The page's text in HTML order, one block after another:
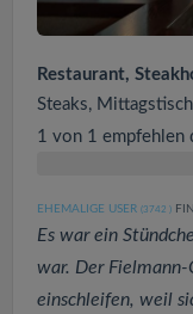
Restaurant,
Steaks,
1 von 1 empfehlen
EHEMALIGE USER (3742 )
Es war ein
war. Der
einschleifen, weil